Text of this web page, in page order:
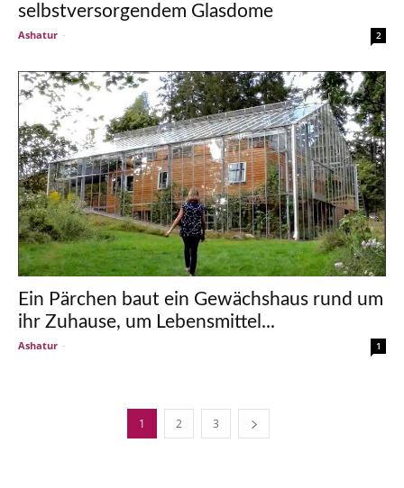
selbstversorgendem Glasdome
Ashatur - 2
Ein Pärchen baut ein Gewächshaus rund um
ihr Zuhause, um Lebensmittel...
Ashatur - 1
1 2 3